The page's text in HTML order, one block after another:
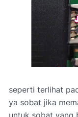
seperti terlihat
ya sobat jika
untuk sobat yang